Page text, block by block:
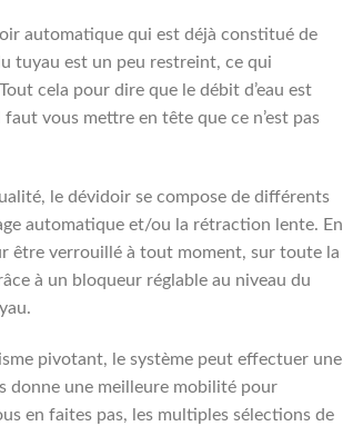
automatique qui est déjà constitué de
tuyau est un peu restreint, ce qui
cela pour dire que le débit d’eau est
vous mettre en tête que ce n’est pas
le dévidoir se compose de différents
automatique et/ou la rétraction lente. En
être verrouillé à tout moment, sur toute la
à un bloqueur réglable au niveau du
pivotant, le système peut effectuer une
donne une meilleure mobilité pour
en faites pas, les multiples sélections de